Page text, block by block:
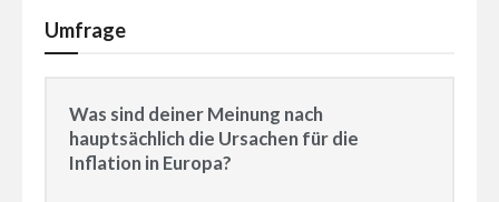
Umfrage
Was sind deiner Meinung nach
hauptsächlich die Ursachen für die
Inflation in Europa?